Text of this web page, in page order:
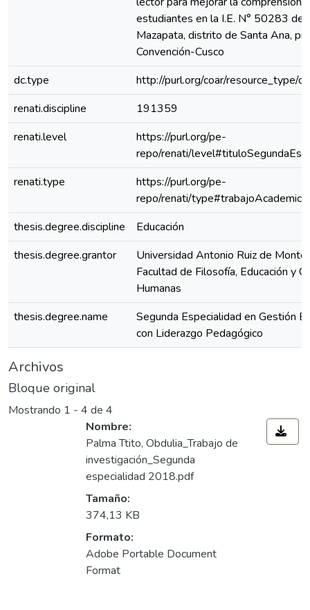
estudiantes en la I.E. N° 50283 de
Mazapata, distrito de Santa Ana,
Convención-Cusco
dc.type
http://purl.org/coar/resource_type/
renati.discipline
191359
renati.level
https://purl.org/pe-
repo/renati/
renati.type
https://purl.org/pe-
repo/renati/type#trabajoAcademico
thesis.degree.discipline
Educación
thesis.degree.grantor
Universidad Antonio Ruiz de
Facultad de Filosofía, Educación y
Humanas
thesis.degree.name
Segunda Especialidad en Gestión
con Liderazgo Pedagógico
Archivos
Bloque original
Mostrando 1 - 4 de 4
Nombre:
Palma Ttito, Obdulia_Trabajo de
investigación_Segunda
especialidad 2018.pdf
Tamaño:
374,13 KB
Formato:
Adobe Portable Document
Format